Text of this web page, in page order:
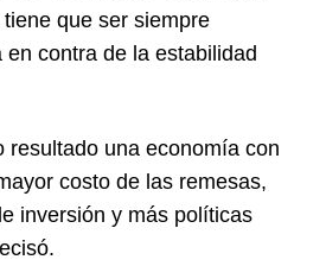
que ser siempre
en contra de la estabilidad
resultado una economía con
costo de las remesas,
inversión y más políticas